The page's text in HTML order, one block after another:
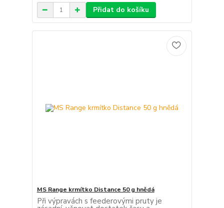
Přidat do košíku
MS Range krmítko Distance 50 g hnědá
Při výpravách s feederovými pruty je